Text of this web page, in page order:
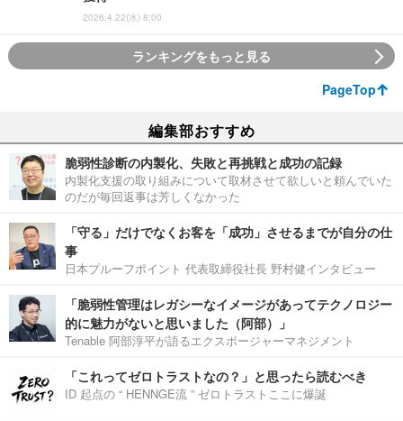
2026.4.22(水) 8:00
ランキングをもっと見る
PageTop
編集部おすすめ
脆弱性診断の内製化、失敗と再挑戦と成功の記録
内製化支援の取り組みについて取材させて欲しいと頼んでいた
のだが毎回返事は芳しくなかった
「守る」だけでなくお客を「成功」させるまでが自分の仕
事
日本プルーフポイント 代表取締役社長 野村健インタビュー
「脆弱性管理はレガシーなイメージがあってテクノロジー
的に魅力がないと思いました（阿部）」
Tenable 阿部淳平が語るエクスポージャーマネジメント
「これってゼロトラストなの？」と思ったら読むべき
ID 起点の “ HENNGE流 ” ゼロトラストここに爆誕